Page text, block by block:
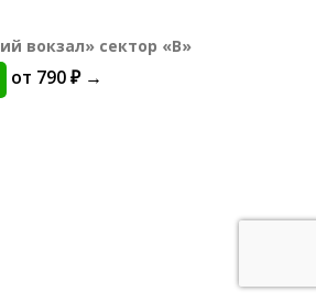
вокзал» сектор «B»
от 790 ₽ →